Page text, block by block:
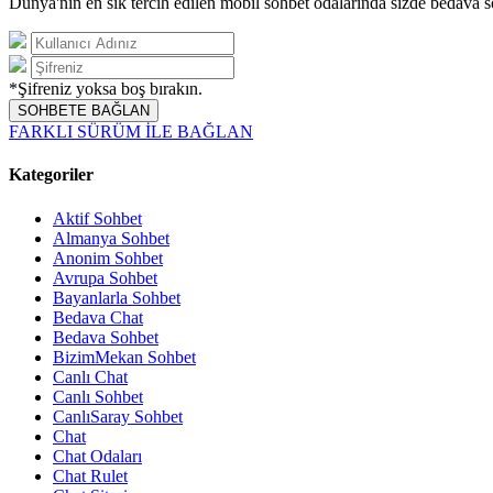
*Şifreniz yoksa boş bırakın.
SOHBETE BAĞLAN
FARKLI SÜRÜM İLE BAĞLAN
Kategoriler
Aktif Sohbet
Almanya Sohbet
Anonim Sohbet
Avrupa Sohbet
Bayanlarla Sohbet
Bedava Chat
Bedava Sohbet
BizimMekan Sohbet
Canlı Chat
Canlı Sohbet
CanlıSaray Sohbet
Chat
Chat Odaları
Chat Rulet